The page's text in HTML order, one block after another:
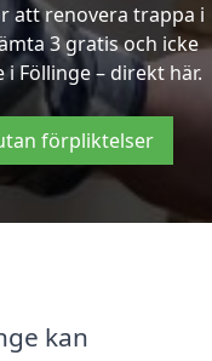
att renovera trappa i
3 gratis och icke
Föllinge – direkt här.
förpliktelser
kan